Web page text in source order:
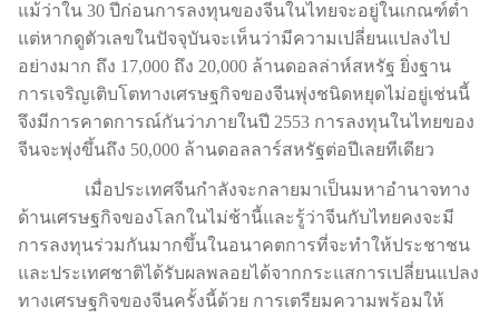
แม้ว่าใน 30 ปีก่อนการลงทุนของจีนในไทยจะอยู่ในเกณฑ์ต่ำ
แต่หากดูตัวเลขในปัจจุบันจะเห็นว่ามีความเปลี่ยนแปลงไป
อย่างมาก ถึง 17,000 ถึง 20,000 ล้านดอลล่าห์สหรัฐ ยิ่งฐาน
การเจริญเติบโตทางเศรษฐกิจของจีนพุ่งชนิดหยุดไม่อยู่เช่นนี้
จึงมีการคาดการณ์กันว่าภายในปี 2553 การลงทุนในไทยของ
จีนจะพุ่งขึ้นถึง 50,000 ล้านดอลลาร์สหรัฐต่อปีเลยทีเดียว
เมื่อประเทศจีนกำลังจะกลายมาเป็นมหาอำนาจทาง
ด้านเศรษฐกิจของโลกในไม่ช้านี้และรู้ว่าจีนกับไทยคงจะมี
การลงทุนร่วมกันมากขึ้นในอนาคตการที่จะทำให้ประชาชน
และประเทศชาติได้รับผลพลอยได้จากกระแสการเปลี่ยนแปลง
ทางเศรษฐกิจของจีนครั้งนี้ด้วย การเตรียมความพร้อมให้